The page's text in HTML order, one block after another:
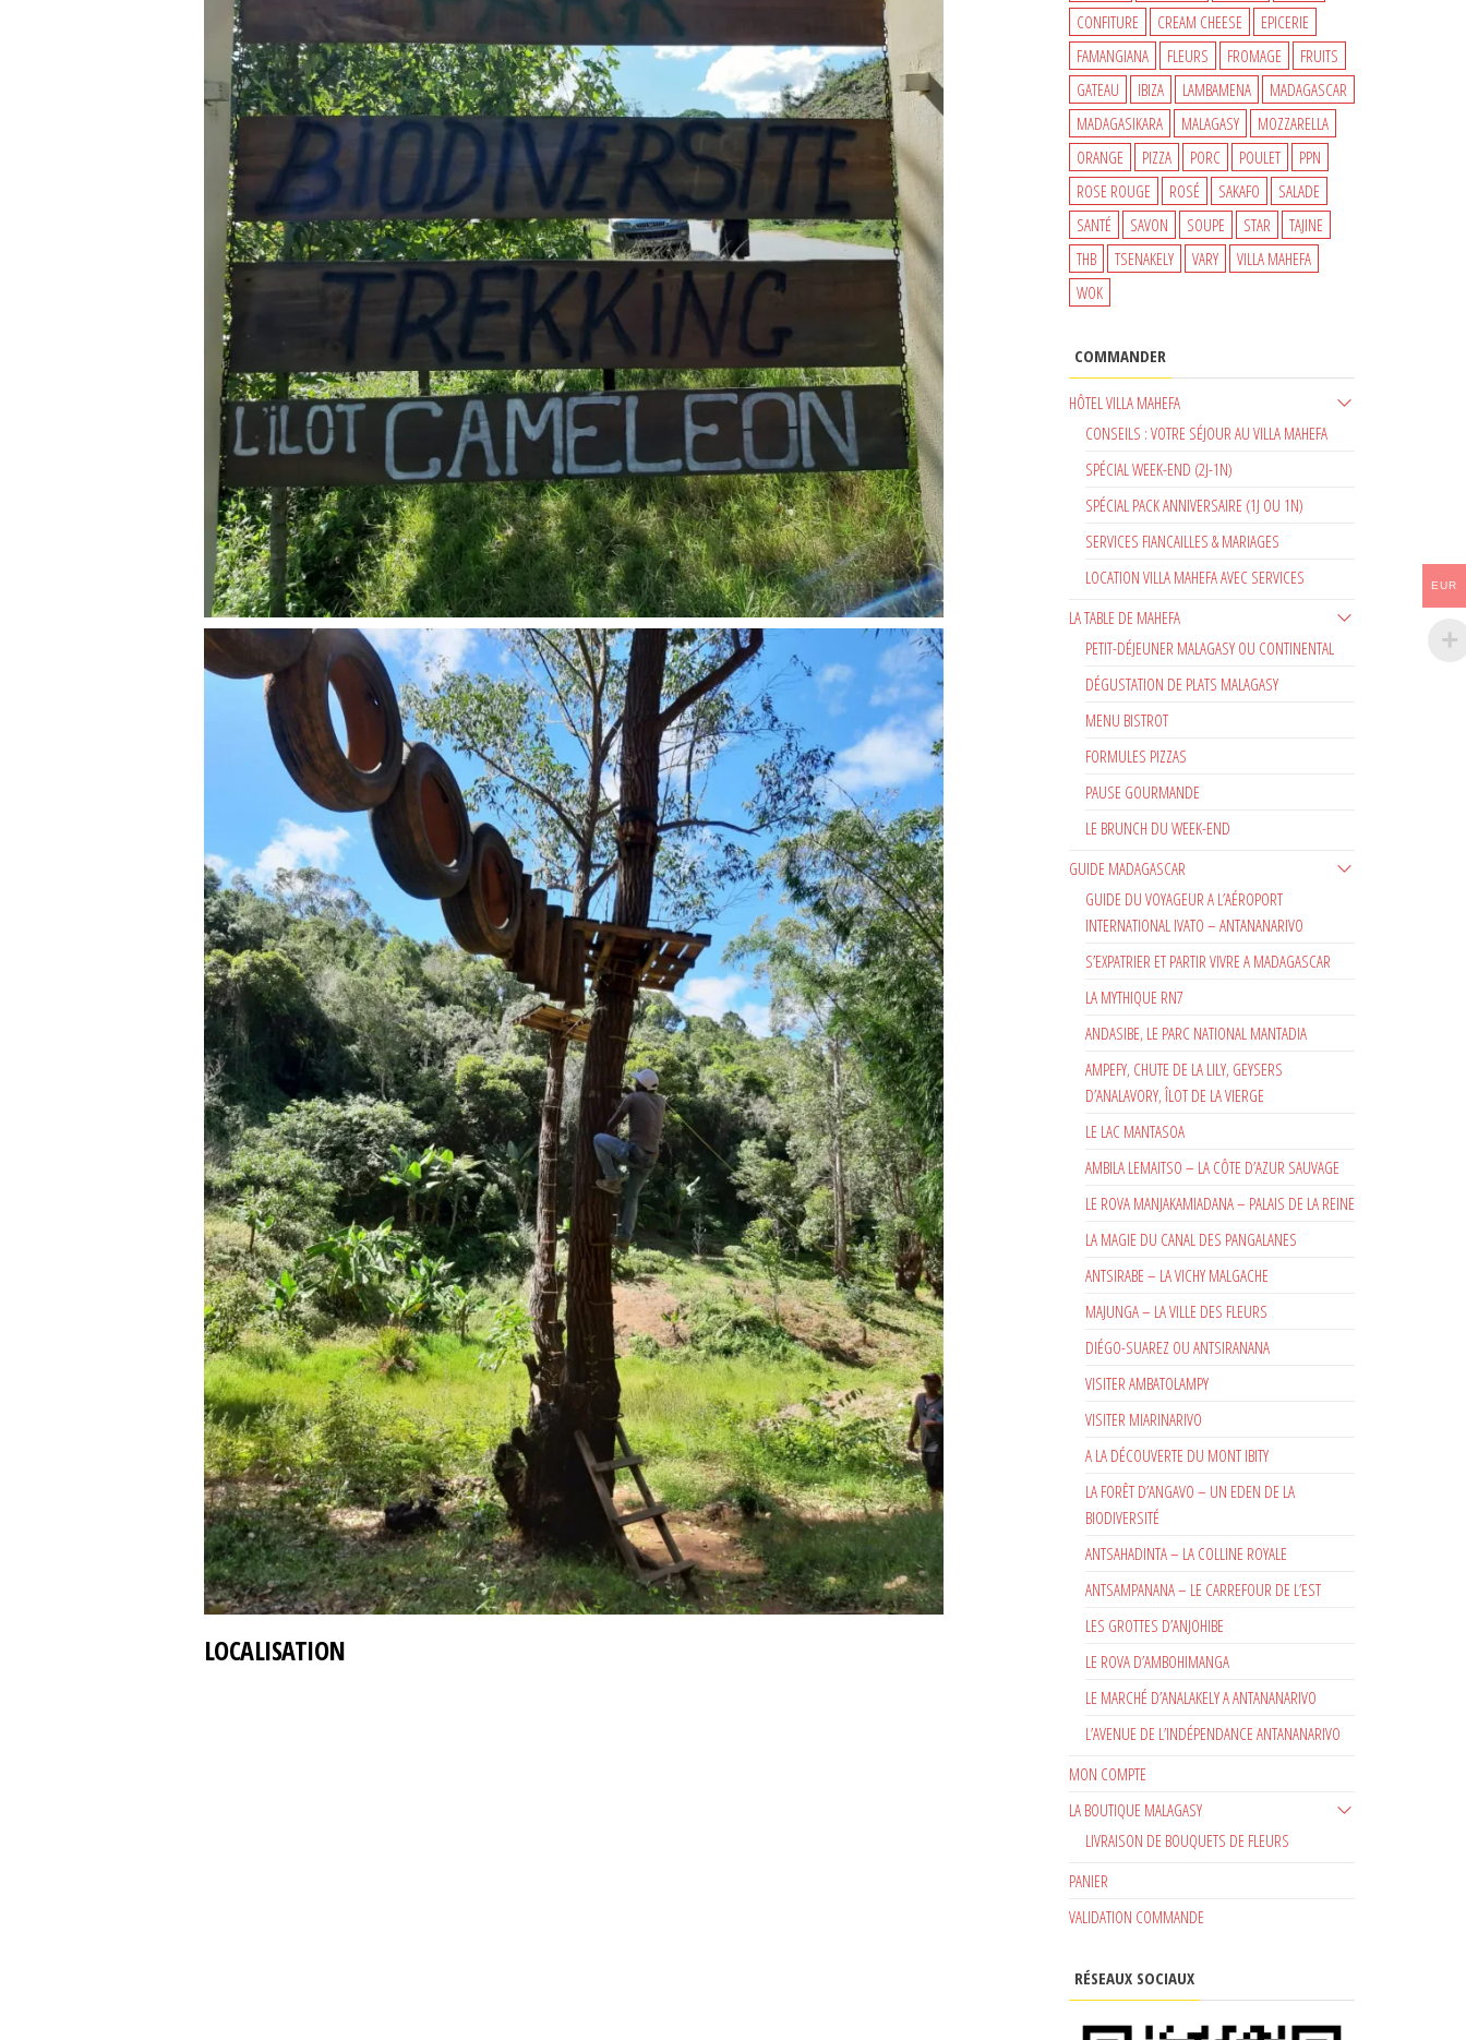
LOCALISATION
CONFITURE
CREAM CHEESE
EPICERIE
FAMANGIANA
FLEURS FROMAGE
FRUITS
GATEAU
IBIZA LAMBAMENA
MADAGASCAR
MADAGASIKARA
MALAGASY
MOZZARELLA
ORANGE
PIZZA PORC POULET
PPN
ROSE ROUGE
ROSÉ SAKAFO
SALADE
SANTÉ
SAVON SOUPE STAR
TAJINE
THB
TSENAKELY VARY
VILLA MAHEFA
WOK
COMMANDER
HÔTEL VILLA MAHEFA
CONSEILS : VOTRE SÉJOUR AU VILLA MAHEFA
SPÉCIAL WEEK-END (2J-1N)
SPÉCIAL PACK ANNIVERSAIRE (1J OU 1N)
SERVICES FIANCAILLES & MARIAGES
LOCATION VILLA MAHEFA AVEC SERVICES
LA TABLE DE MAHEFA
PETIT-DÉJEUNER MALAGASY OU CONTINENTAL
DÉGUSTATION DE PLATS MALAGASY
MENU BISTROT
FORMULES PIZZAS
PAUSE GOURMANDE
LE BRUNCH DU WEEK-END
GUIDE MADAGASCAR
GUIDE DU VOYAGEUR A L’AÉROPORT
INTERNATIONAL IVATO – ANTANANARIVO
S’EXPATRIER ET PARTIR VIVRE A MADAGASCAR
LA MYTHIQUE RN7
ANDASIBE, LE PARC NATIONAL MANTADIA
AMPEFY, CHUTE DE LA LILY, GEYSERS
D’ANALAVORY, ÎLOT DE LA VIERGE
LE LAC MANTASOA
AMBILA LEMAITSO – LA CÔTE D’AZUR SAUVAGE
LE ROVA MANJAKAMIADANA – PALAIS DE LA REINE
LA MAGIE DU CANAL DES PANGALANES
ANTSIRABE – LA VICHY MALGACHE
MAJUNGA – LA VILLE DES FLEURS
DIÉGO-SUAREZ OU ANTSIRANANA
VISITER AMBATOLAMPY
VISITER MIARINARIVO
A LA DÉCOUVERTE DU MONT IBITY
LA FORÊT D’ANGAVO – UN EDEN DE LA
BIODIVERSITÉ
ANTSAHADINTA – LA COLLINE ROYALE
ANTSAMPANANA – LE CARREFOUR DE L’EST
LES GROTTES D’ANJOHIBE
LE ROVA D’AMBOHIMANGA
LE MARCHÉ D’ANALAKELY A ANTANANARIVO
L’AVENUE DE L’INDÉPENDANCE ANTANANARIVO
MON COMPTE
LA BOUTIQUE MALAGASY
LIVRAISON DE BOUQUETS DE FLEURS
PANIER
VALIDATION COMMANDE
RÉSEAUX SOCIAUX
EUR